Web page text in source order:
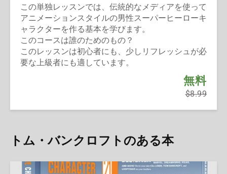
この単独レッスンでは、伝統的なメディアを使って
アニメーションスタイルの男性スーパーヒーローキ
ャラクターを作る基本を学びます。
このコースは誰のためのもの？
このレッスンは初心者にも、少しリフレッシュが必
要な上級者にも適しています。
無料
$8.99
トム・バンクロフトのある本